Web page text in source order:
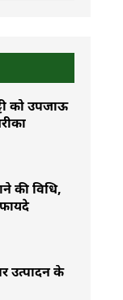
को उपजाऊ
की विधि,
उत्पादन के